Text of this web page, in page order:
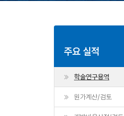
주요 실적
학술연구용역
원가계산/검토